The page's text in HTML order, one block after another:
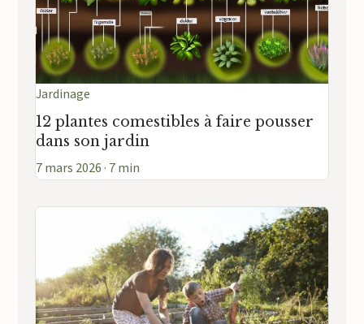
Jardinage
12 plantes comestibles à faire pousser
dans son jardin
7 mars 2026 · 7 min